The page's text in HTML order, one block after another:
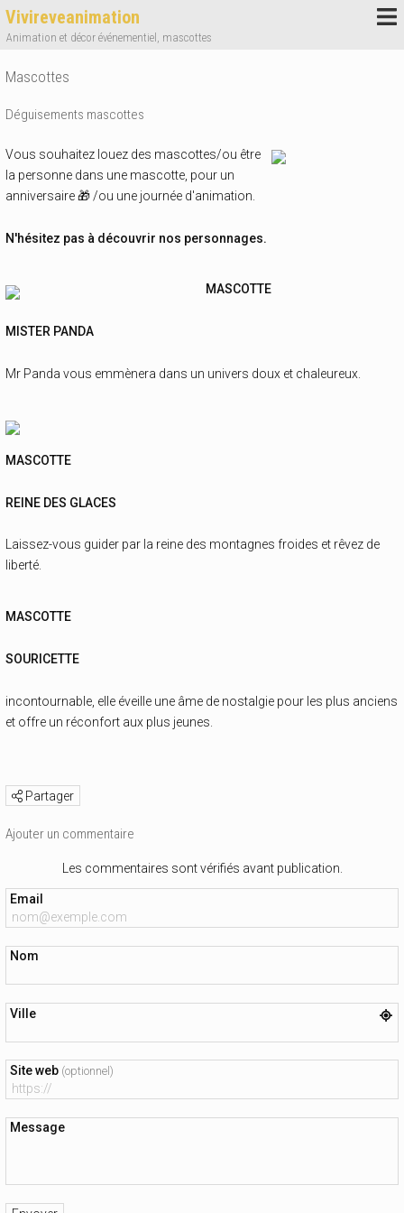
Vivireveanimation
Animation et décor événementiel, mascottes
Mascottes
Déguisements mascottes
Vous souhaitez louez des mascottes/ou être
la personne dans une mascotte, pour un
anniversaire 🎁 /ou une journée d'animation.
N'hésitez pas à découvrir nos personnages.
MASCOTTE
MISTER PANDA
Mr Panda vous emmènera dans un univers doux et chaleureux.
MASCOTTE
REINE DES GLACES
Laissez-vous guider par la reine des montagnes froides et rêvez de
liberté.
MASCOTTE
SOURICETTE
incontournable, elle éveille une âme de nostalgie pour les plus anciens
et offre un réconfort aux plus jeunes.
Partager
Ajouter un commentaire
Les commentaires sont vérifiés avant publication.
Email
Nom
Ville
Site web (optionnel)
Message